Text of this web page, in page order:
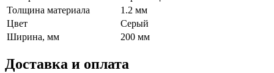
Толщина материала
1.2 мм
Цвет
Серый
Ширина, мм
200 мм
Доставка и оплата